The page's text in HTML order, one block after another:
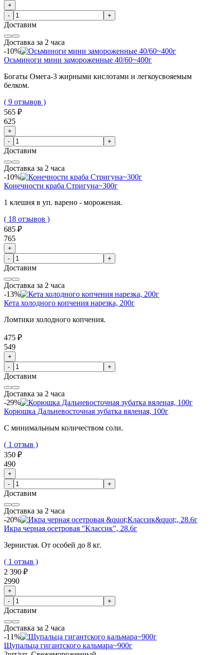
+
-
+
Доставим
Доставка за 2 часа
-10%
Осьминоги мини замороженные 40/60~400г
Богаты Омега-3 жирными кислотами и легкоусвояемым
белком.
( 9 отзывов )
565 ₽
625
+
-
+
Доставим
Доставка за 2 часа
-10%
Конечности краба Стригуна~300г
1 клешня в уп. варено - мороженая.
( 18 отзывов )
685 ₽
765
+
-
+
Доставим
Доставка за 2 часа
-13%
Кета холодного копчения нарезка, 200г
Ломтики холодного копчения.
475 ₽
549
+
-
+
Доставим
Доставка за 2 часа
-29%
Корюшка Дальневосточная зубатка вяленая, 100г
С минимальным количеством соли.
( 1 отзыв )
350 ₽
490
+
-
+
Доставим
Доставка за 2 часа
-20%
Икра черная осетровая "Классик", 28.6г
Зернистая. От особей до 8 кг.
( 1 отзыв )
2 390 ₽
2990
+
-
+
Доставим
Доставка за 2 часа
-11%
Щупальца гигантского кальмара~900г